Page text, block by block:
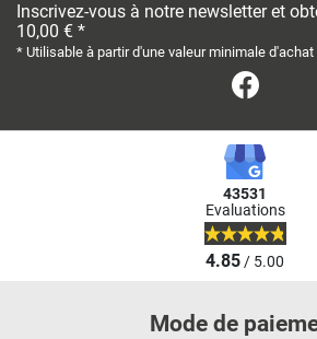
Inscrivez-vous à notre newsletter et
10,00 € *
* Utilisable à partir d'une valeur minimale d'achat
43531
Evaluations
4.85/ 5.00
Mode de